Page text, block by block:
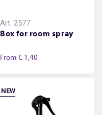
Art. 2577
Box for room spray
From € 1,40
NEW